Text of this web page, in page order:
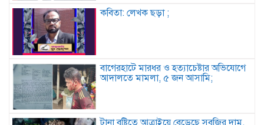
কবিতা: লেখক ছড়া ;
বাগেরহাটে মারধর ও হত্যাচেষ্টার অভিযোগে
আদালতে মামলা, ৫ জন আসামি;
টানা বৃষ্টিতে আত্রাইয়ে বেড়েছে সবজির দাম,